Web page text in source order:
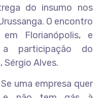
do insumo nos
O encontro
Florianópolis, e
participação do
Sérgio Alves.
uma empresa quer